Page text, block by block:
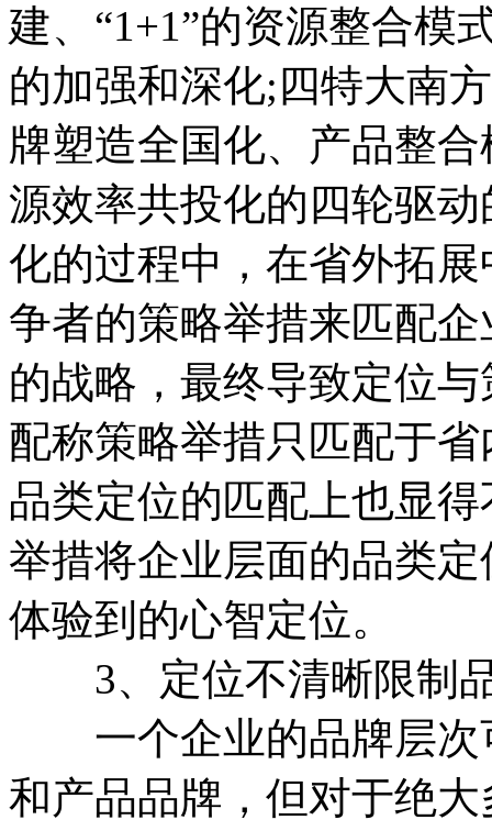
建、“1+1”的资源整合模
的加强和深化;四特大南
牌塑造全国化、产品整
源效率共投化的四轮驱
化的过程中，在省外拓
争者的策略举措来匹配
的战略，最终导致定位
配称策略举措只匹配于
品类定位的匹配上也显
举措将企业层面的品类
体验到的心智定位。
3、定位不清晰限制
一个企业的品牌层次
和产品品牌，但对于绝